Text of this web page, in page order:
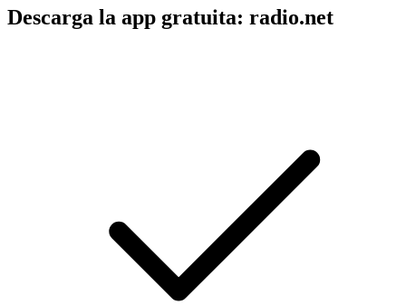
Descarga la app gratuita: radio.net